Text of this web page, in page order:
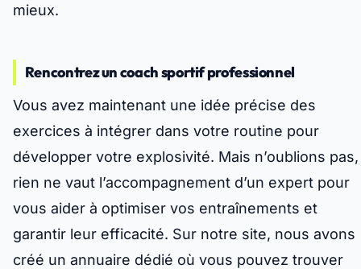
mieux.
Rencontrez un coach sportif professionnel
Vous avez maintenant une idée précise des
exercices à intégrer dans votre routine pour
développer votre explosivité. Mais n’oublions pas,
rien ne vaut l’accompagnement d’un expert pour
vous aider à optimiser vos entraînements et
garantir leur efficacité. Sur notre site, nous avons
créé un annuaire dédié où vous pouvez trouver